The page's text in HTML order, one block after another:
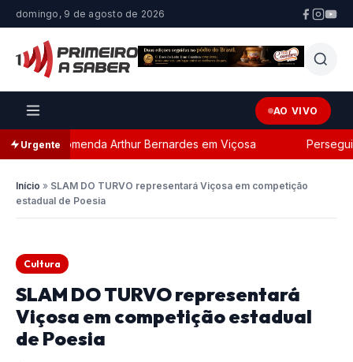
domingo, 9 de agosto de 2026
AO VIVO
Urgente
a Comenda Arthur Bernardes em Viçosa
Início » SLAM DO TURVO representará Viçosa em competição
estadual de Poesia
Cultura
SLAM DO TURVO representará
Viçosa em competição estadual
de Poesia